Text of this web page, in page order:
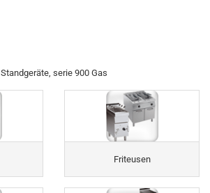
Standgeräte, serie 900 Gas
Friteusen